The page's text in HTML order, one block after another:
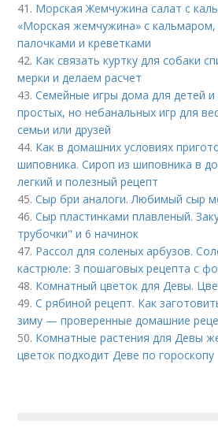
41. Морская Жемчужина салат с
«Морская жемчужина» с
палочками и креветками
42. Как связать куртку для собаки
мерки и делаем расчет
43.Семейные игры дома для детей и
простых, но небанальных игр для
семьи или друзей
44. Как в домашних условиях
шиповника. Сироп из шиповника в
легкий и полезный рецепт
45.Сыр бри аналоги. Любимый сыр
46.Сыр пластинками плавленый.
трубочки" и 6 начинок
47. Рассол для соленых арбузов.
кастрюле: 3 пошаговых рецепта с
48. Комнатный цветок для Девы.
49.С рябиной рецепт. Как
зиму — проверенные домашние
50. Комнатные растения для Девы
цветок подходит Деве по гороскопу